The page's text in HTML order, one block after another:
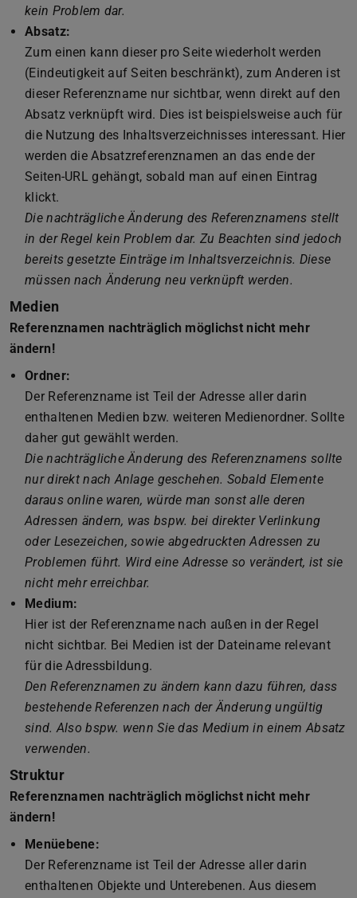
kein Problem dar.
Absatz:
Zum einen kann dieser pro Seite wiederholt werden
(Eindeutigkeit auf Seiten beschränkt), zum Anderen ist
dieser Referenzname nur sichtbar, wenn direkt auf den
Absatz verknüpft wird. Dies ist beispielsweise auch für
die Nutzung des Inhaltsverzeichnisses interessant. Hier
werden die Absatzreferenznamen an das ende der
Seiten-URL gehängt, sobald man auf einen Eintrag
klickt.
Die nachträgliche Änderung des Referenznamens stellt
in der Regel kein Problem dar. Zu Beachten sind jedoch
bereits gesetzte Einträge im Inhaltsverzeichnis. Diese
müssen nach Änderung neu verknüpft werden.
Medien
Referenznamen nachträglich möglichst nicht mehr
ändern!
Ordner:
Der Referenzname ist Teil der Adresse aller darin
enthaltenen Medien bzw. weiteren Medienordner. Sollte
daher gut gewählt werden.
Die nachträgliche Änderung des Referenznamens sollte
nur direkt nach Anlage geschehen. Sobald Elemente
daraus online waren, würde man sonst alle deren
Adressen ändern, was bspw. bei direkter Verlinkung
oder Lesezeichen, sowie abgedruckten Adressen zu
Problemen führt. Wird eine Adresse so verändert, ist sie
nicht mehr erreichbar.
Medium:
Hier ist der Referenzname nach außen in der Regel
nicht sichtbar. Bei Medien ist der Dateiname relevant
für die Adressbildung.
Den Referenznamen zu ändern kann dazu führen, dass
bestehende Referenzen nach der Änderung ungültig
sind. Also bspw. wenn Sie das Medium in einem Absatz
verwenden.
Struktur
Referenznamen nachträglich möglichst nicht mehr
ändern!
Menüebene:
Der Referenzname ist Teil der Adresse aller darin
enthaltenen Objekte und Unterebenen. Aus diesem